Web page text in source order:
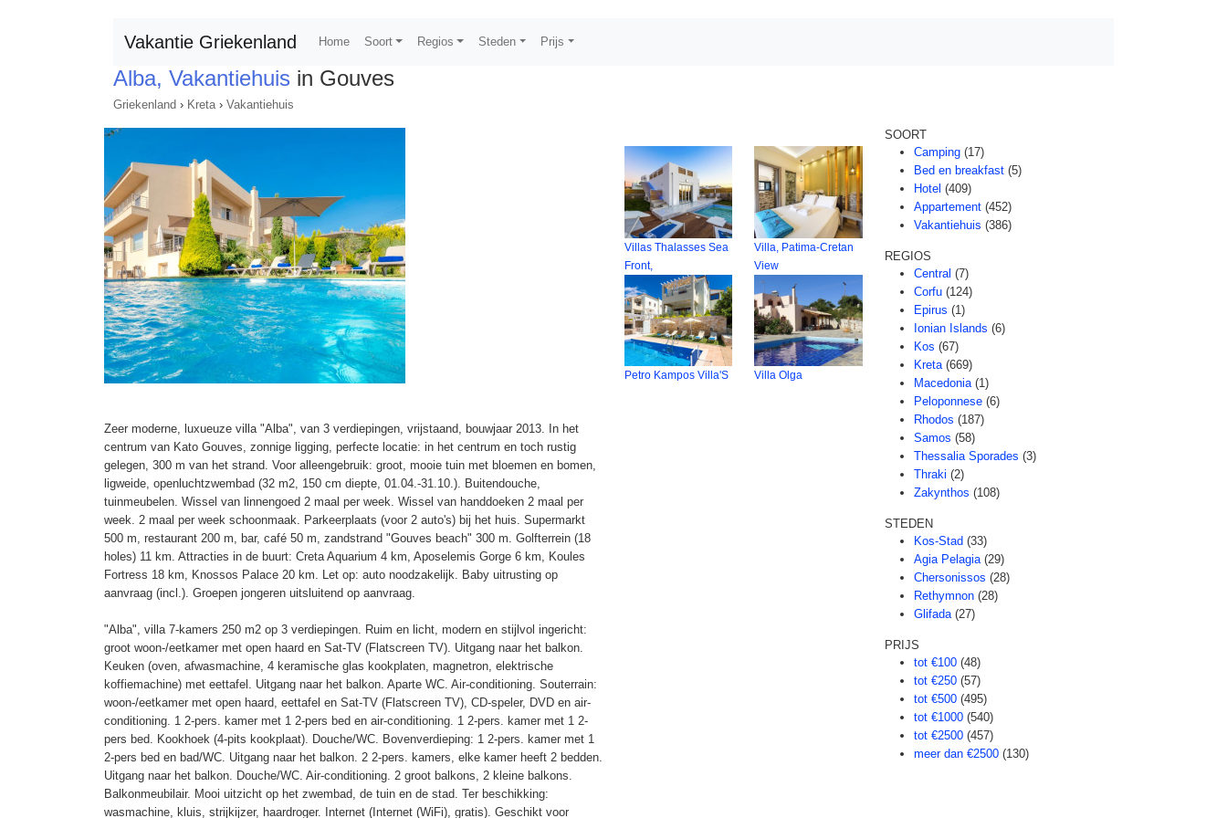
Vakantie Griekenland Home Soort Regios Steden Prijs
Alba, Vakantiehuis in Gouves
Griekenland › Kreta› Vakantiehuis
Zeer moderne, luxueuze villa "Alba", van 3 verdiepingen, vrijstaand, bouwjaar 2013. In het
centrum van Kato Gouves, zonnige ligging, perfecte locatie: in het centrum en toch rustig
gelegen, 300 m van het strand. Voor alleengebruik: groot, mooie tuin met bloemen en bomen,
ligweide, openluchtzwembad (32 m2, 150 cm diepte, 01.04.-31.10.). Buitendouche,
tuinmeubelen. Wissel van linnengoed 2 maal per week. Wissel van handdoeken 2 maal per
week. 2 maal per week schoonmaak. Parkeerplaats (voor 2 auto's) bij het huis. Supermarkt
500 m, restaurant 200 m, bar, café 50 m, zandstrand "Gouves beach" 300 m. Golfterrein (18
holes) 11 km. Attracties in de buurt: Creta Aquarium 4 km, Aposelemis Gorge 6 km, Koules
Fortress 18 km, Knossos Palace 20 km. Let op: auto noodzakelijk. Baby uitrusting op
aanvraag (incl.). Groepen jongeren uitsluitend op aanvraag.
"Alba", villa 7-kamers 250 m2 op 3 verdiepingen. Ruim en licht, modern en stijlvol ingericht:
groot woon-/eetkamer met open haard en Sat-TV (Flatscreen TV). Uitgang naar het balkon.
Keuken (oven, afwasmachine, 4 keramische glas kookplaten, magnetron, elektrische
koffiemachine) met eettafel. Uitgang naar het balkon. Aparte WC. Air-conditioning. Souterrain:
woon-/eetkamer met open haard, eettafel en Sat-TV (Flatscreen TV), CD-speler, DVD en air-
conditioning. 1 2-pers. kamer met 1 2-pers bed en air-conditioning. 1 2-pers. kamer met 1 2-
pers bed. Kookhoek (4-pits kookplaat). Douche/WC. Bovenverdieping: 1 2-pers. kamer met 1
2-pers bed en bad/WC. Uitgang naar het balkon. 2 2-pers. kamers, elke kamer heeft 2 bedden.
Uitgang naar het balkon. Douche/WC. Air-conditioning. 2 groot balkons, 2 kleine balkons.
Balkonmeubilair. Mooi uitzicht op het zwembad, de tuin en de stad. Ter beschikking:
wasmachine, kluis, strijkijzer, haardroger. Internet (Internet (WiFi), gratis). Geschikt voor
Villas Thalasses Sea
Front,
Villa, Patima-Cretan
View
Petro Kampos Villa'S Villa Olga
SOORT
Camping (17)
Bed en breakfast (5)
Hotel (409)
Appartement (452)
Vakantiehuis (386)
REGIOS
Central (7)
Corfu (124)
Epirus (1)
Ionian Islands (6)
Kos (67)
Kreta (669)
Macedonia (1)
Peloponnese (6)
Rhodos (187)
Samos (58)
Thessalia Sporades (3)
Thraki (2)
Zakynthos (108)
STEDEN
Kos-Stad (33)
Agia Pelagia (29)
Chersonissos (28)
Rethymnon (28)
Glifada (27)
PRIJS
tot €100 (48)
tot €250 (57)
tot €500 (495)
tot €1000 (540)
tot €2500 (457)
meer dan €2500 (130)